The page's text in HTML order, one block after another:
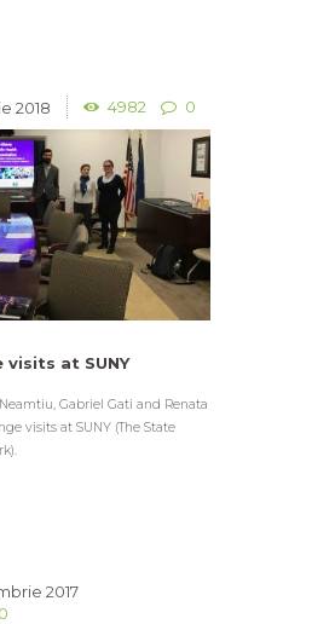
2018 4982 0
visits at SUNY
Gabriel Gati and Renata
visits at SUNY (The State
2017
0